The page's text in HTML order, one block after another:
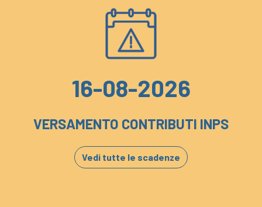
16-08-2026
VERSAMENTO CONTRIBUTI INPS
Vedi tutte le scadenze